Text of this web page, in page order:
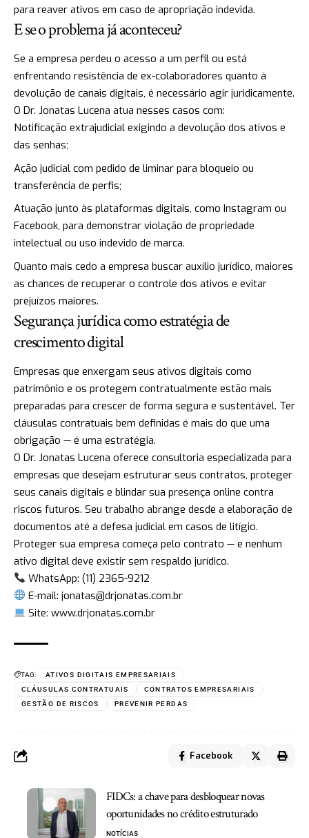
para reaver ativos em caso de apropriação indevida.
E se o problema já aconteceu?
Se a empresa perdeu o acesso a um perfil ou está
enfrentando resistência de ex-colaboradores quanto à
devolução de canais digitais, é necessário agir juridicamente.
O Dr. Jonatas Lucena atua nesses casos com:
Notificação extrajudicial exigindo a devolução dos ativos e
das senhas;
Ação judicial com pedido de liminar para bloqueio ou
transferência de perfis;
Atuação junto às plataformas digitais, como Instagram ou
Facebook, para demonstrar violação de propriedade
intelectual ou uso indevido de marca.
Quanto mais cedo a empresa buscar auxílio jurídico, maiores
as chances de recuperar o controle dos ativos e evitar
prejuízos maiores.
Segurança jurídica como estratégia de
crescimento digital
Empresas que enxergam seus ativos digitais como
patrimônio e os protegem contratualmente estão mais
preparadas para crescer de forma segura e sustentável. Ter
cláusulas contratuais bem definidas é mais do que uma
obrigação — é uma estratégia.
O Dr. Jonatas Lucena oferece consultoria especializada para
empresas que desejam estruturar seus contratos, proteger
seus canais digitais e blindar sua presença online contra
riscos futuros. Seu trabalho abrange desde a elaboração de
documentos até a defesa judicial em casos de litígio.
Proteger sua empresa começa pelo contrato — e nenhum
ativo digital deve existir sem respaldo jurídico.
WhatsApp:(11) 2365-9212
E-mail:jonatas@drjonatas.com.br
Site: www.drjonatas.com.br
TAG:
ATIVOS DIGITAIS EMPRESARIAIS
CLÁUSULAS CONTRATUAIS
CONTRATOS EMPRESARIAIS
GESTÃO DE RISCOS
PREVENIR PERDAS
Facebook
FIDCs: a chave para desbloquear novas
oportunidades no crédito estruturado
NOTÍCIAS